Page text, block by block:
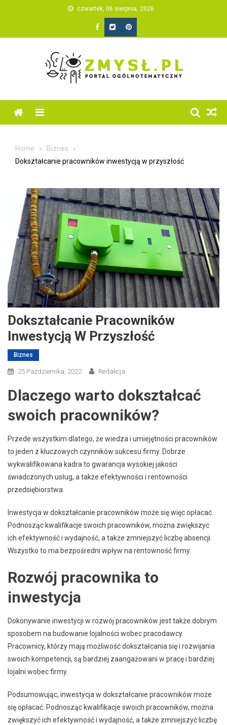
czwartek, 06 sierpnia, 2026
Home
Biznes
Dokształcanie pracowników inwestycją w przyszłość
Dokształcanie Pracowników
Inwestycją W Przyszłość
Biznes
25 Października, 2022 Redakcja
Dlaczego warto dokształcać
swoich pracowników?
Przede wszystkim dlatego, że wiedza i umiejętności pracowników
to jeden z kluczowych czynników sukcesu firmy. Dobrze
wykwalifikowana kadra to gwarancja wysokiej jakości
świadczonych usług, a także efektywności i rentowności
przedsiębiorstwa.
Inwestycja w dokształcanie pracowników może się więc opłacać.
Podnosząc kwalifikacje swoich pracowników, można zwiększyć
ich efektywność i wydajność, a także zmniejszyć liczbę absencji.
Wszystko to ma bezpośredni wpływ na rentowność firmy.
Rozwój pracownika to
inwestycja
Dokonywanie inwestycji w rozwój pracowników jest także dobrym
sposobem na budowanie lojalności wobec pracodawcy.
Pracownicy, którzy mają możliwość dokształcania się i rozwijania
swoich kompetencji, są bardziej zaangażowani w pracę i bardziej
lojalni wobec firmy.
Podsumowując, inwestycja w dokształcanie pracowników może
się opłacać. Podnosząc kwalifikacje swoich pracowników, można
zwiększyć ich efektywność i wydajność, a także zmniejszyć liczbę